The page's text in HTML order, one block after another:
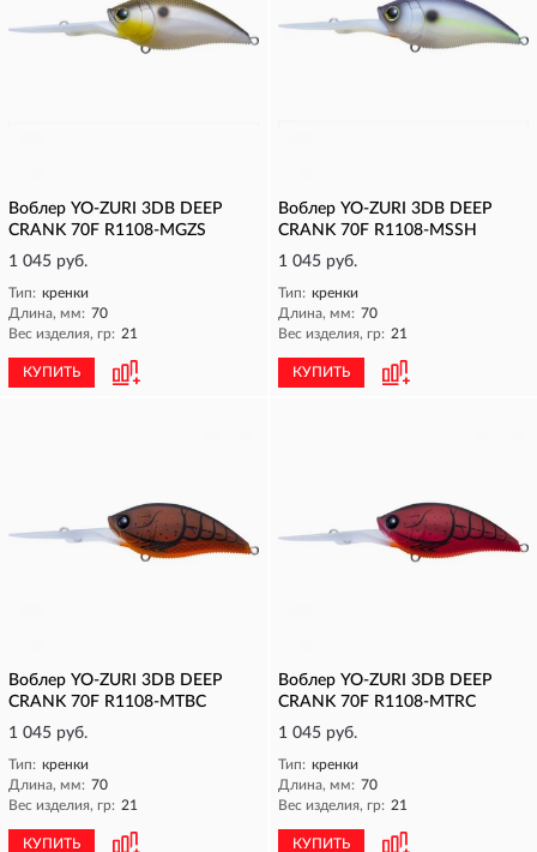
Воблер YO-ZURI 3DB DEEP
CRANK 70F R1108-MGZS
1 045 руб.
Тип: кренки
Длина, мм: 70
Вес изделия, гр: 21
КУПИТЬ
Воблер YO-ZURI 3DB DEEP
CRANK 70F R1108-MSSH
1 045 руб.
Тип: кренки
Длина, мм: 70
Вес изделия, гр: 21
КУПИТЬ
Воблер YO-ZURI 3DB DEEP
CRANK 70F R1108-MTBC
1 045 руб.
Тип: кренки
Длина, мм: 70
Вес изделия, гр: 21
КУПИТЬ
Воблер YO-ZURI 3DB DEEP
CRANK 70F R1108-MTRC
1 045 руб.
Тип: кренки
Длина, мм: 70
Вес изделия, гр: 21
КУПИТЬ